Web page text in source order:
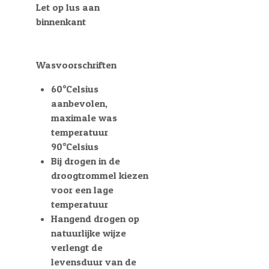
Let op lus aan
binnenkant
Wasvoorschriften
60°Celsius
aanbevolen,
maximale was
temperatuur
90°Celsius
Bij drogen in de
droogtrommel kiezen
voor een lage
temperatuur
Hangend drogen op
natuurlijke wijze
verlengt de
levensduur van de